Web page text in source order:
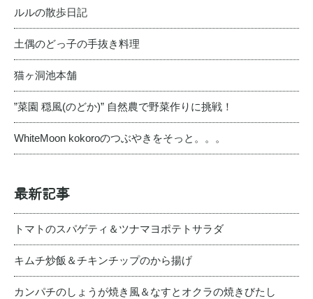
ルルの散歩日記
土偶のどっ子の手抜き料理
猫ヶ洞池本舗
”菜園 穏風(のどか)” 自然農で野菜作りに挑戦！
WhiteMoon kokoroのつぶやきをそっと。。。
最新記事
トマトのスパゲティ＆ツナマヨポテトサラダ
キムチ炒飯＆チキンチップのから揚げ
カンパチのしょうが焼き風＆なすとオクラの焼きびたし